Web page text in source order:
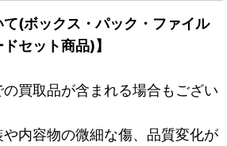
て(ボックス・パック・ファイル
セット商品)】
買取品が含まれる場合もござい
内容物の微細な傷、品質変化が